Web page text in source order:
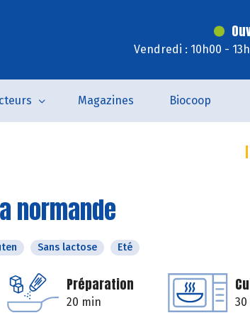
Vendredi : 10h00 -
Magazines Biocoop
normande
Sans lactose Eté
Préparation
20 min